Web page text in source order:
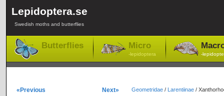
Lepidoptera.se
Swedish moths and butterflies
Butterflies Micro
-lepidoptera -
Geometridae/ Larentiinae/
«Previous Next»